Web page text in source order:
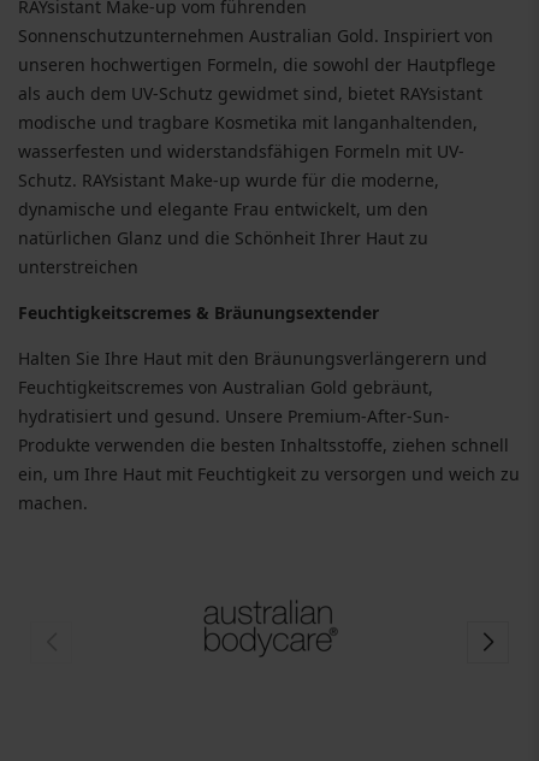
RAYsistant Make-up vom führenden
Sonnenschutzunternehmen Australian Gold. Inspiriert von
unseren hochwertigen Formeln, die sowohl der Hautpflege
als auch dem UV-Schutz gewidmet sind, bietet RAYsistant
modische und tragbare Kosmetika mit langanhaltenden,
wasserfesten und widerstandsfähigen Formeln mit UV-
Schutz. RAYsistant Make-up wurde für die moderne,
dynamische und elegante Frau entwickelt, um den
natürlichen Glanz und die Schönheit Ihrer Haut zu
unterstreichen
Feuchtigkeitscremes & Bräunungsextender
Halten Sie Ihre Haut mit den Bräunungsverlängerern und
Feuchtigkeitscremes von Australian Gold gebräunt,
hydratisiert und gesund. Unsere Premium-After-Sun-
Produkte verwenden die besten Inhaltsstoffe, ziehen schnell
ein, um Ihre Haut mit Feuchtigkeit zu versorgen und weich zu
machen.